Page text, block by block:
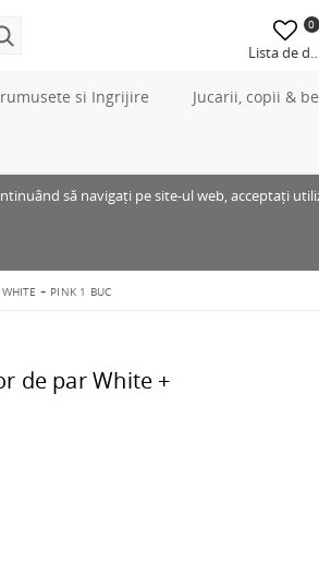
0
Lista de
si Ingrijire Jucarii, copii &
să navigați pe site-ul web, acceptați
WHITE + PINK 1 BUC
de par White +